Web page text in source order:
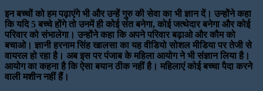
इन बच्चों को हम पढ़ाएंगे भी और उन्हें गुरु की सेवा का भी ज्ञान दें। उन्होंने कहा
कि यदि 5 बच्चे होंगे तो उनमें ही कोई संत बनेगा, कोई जत्थेदार बनेगा और कोई
परिवार को संभालेगा। उन्होंने कहा कि अपने परिवार बढ़ाओ और कौम को
बचाओ। ज्ञानी हरनाम सिंह खालसा का यह वीडियो सोशल मीडिया पर तेजी से
वायरल हो रहा है। अब इस पर पंजाब के महिला आयोग ने भी संज्ञान लिया है।
आयोग का कहना है कि ऐसा बयान ठीक नहीं है। महिलाएं कोई बच्चा पैदा करने
वाली मशीन नहीं हैं।